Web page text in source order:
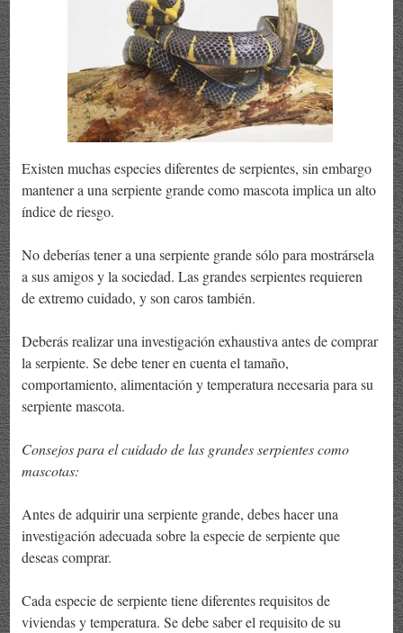
Existen muchas especies diferentes de serpientes, sin embargo
mantener a una serpiente grande como mascota implica un alto
índice de riesgo.
No deberías tener a una serpiente grande sólo para mostrársela
a sus amigos y la sociedad. Las grandes serpientes requieren
de extremo cuidado, y son caros también.
Deberás realizar una investigación exhaustiva antes de comprar
la serpiente. Se debe tener en cuenta el tamaño,
comportamiento, alimentación y temperatura necesaria para su
serpiente mascota.
Consejos para el cuidado de las grandes serpientes como
mascotas:
Antes de adquirir una serpiente grande, debes hacer una
investigación adecuada sobre la especie de serpiente que
deseas comprar.
Cada especie de serpiente tiene diferentes requisitos de
viviendas y temperatura. Se debe saber el requisito de su